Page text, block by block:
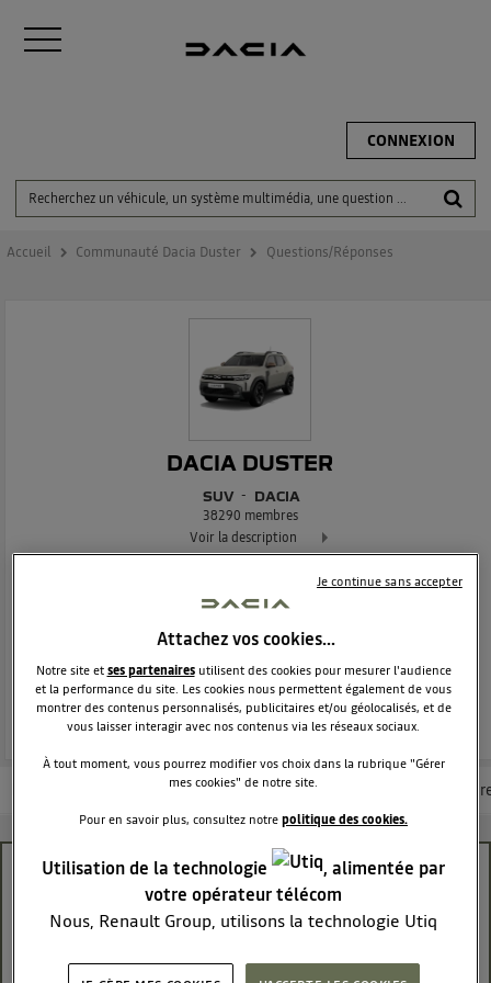
CONNEXION
Accueil Communauté Dacia Duster Questions/Réponses
DACIA DUSTER
SUV DACIA
38290 membres
Voir la description
Dacia Duster - L'authentique SUV
POSEZ UNE QUESTION
REJOINDRE
Les questions de la communauté Les articles Consultez la
entretien duster
francois
Attachez vos cookies…
Notre site etses partenairesutilisent des cookies pour mesurer l'audience
et la performance du site. Les cookies nous permettent également de vous
montrer des contenus personnalisés, publicitaires et/ou géolocalisés, et de
vous laisser interagir avec nos contenus via les réseaux sociaux.
À tout moment, vous pourrez modifier vos choix dans la rubrique "Gérer
mes cookies" de notre site.
Pour en savoir plus, consultez notrepolitique des cookies.
Utilisation de la technologie
, alimentée par
votre opérateur télécom
Nous, Renault Group, utilisons la technologie Utiq
cette notice de consentement) et liées à votre
Je continue sans accepter